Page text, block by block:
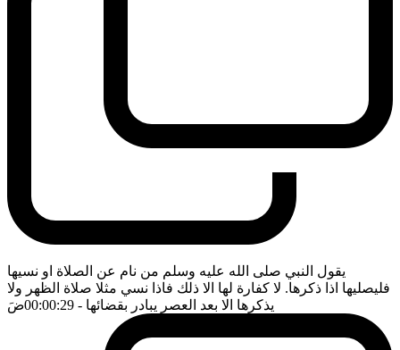
يقول النبي صلى الله عليه وسلم من نام عن الصلاة او نسيها
فليصليها اذا ذكرها. لا كفارة لها الا ذلك فاذا نسي مثلا صلاة الظهر ولا
يذكرها الا بعد العصر يبادر بقضائها - 00:00:29 ضَ